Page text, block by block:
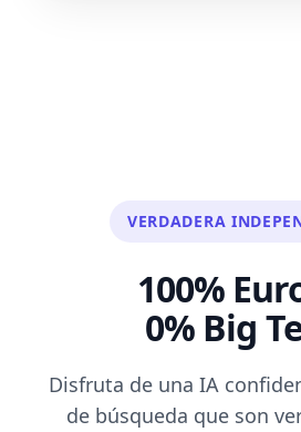
VERDADERA
100%
0% Big
Disfruta de una IA
de búsqueda que son